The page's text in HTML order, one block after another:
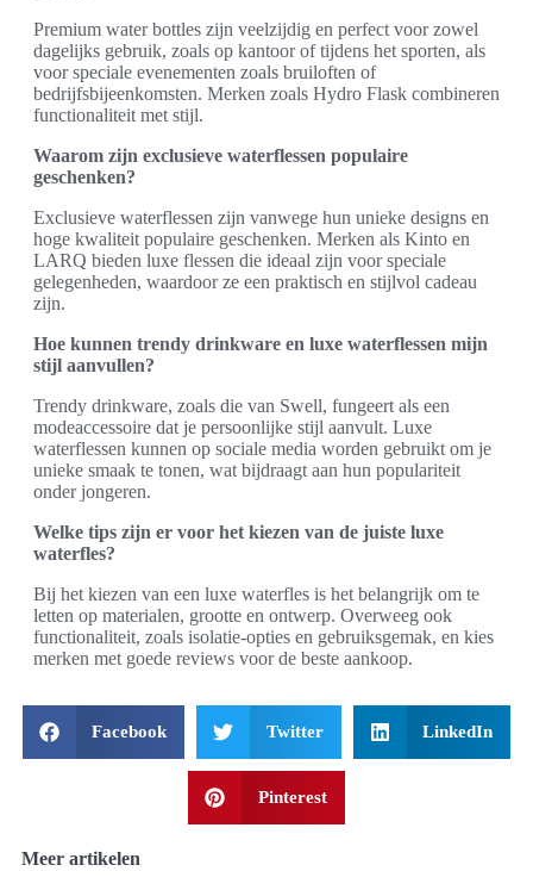
Premium water bottles zijn veelzijdig en perfect voor zowel
dagelijks gebruik, zoals op kantoor of tijdens het sporten, als
voor speciale evenementen zoals bruiloften of
bedrijfsbijeenkomsten. Merken zoals Hydro Flask combineren
functionaliteit met stijl.
Waarom zijn exclusieve waterflessen populaire
geschenken?
Exclusieve waterflessen zijn vanwege hun unieke designs en
hoge kwaliteit populaire geschenken. Merken als Kinto en
LARQ bieden luxe flessen die ideaal zijn voor speciale
gelegenheden, waardoor ze een praktisch en stijlvol cadeau
zijn.
Hoe kunnen trendy drinkware en luxe waterflessen mijn
stijl aanvullen?
Trendy drinkware, zoals die van Swell, fungeert als een
modeaccessoire dat je persoonlijke stijl aanvult. Luxe
waterflessen kunnen op sociale media worden gebruikt om je
unieke smaak te tonen, wat bijdraagt aan hun populariteit
onder jongeren.
Welke tips zijn er voor het kiezen van de juiste luxe
waterfles?
Bij het kiezen van een luxe waterfles is het belangrijk om te
letten op materialen, grootte en ontwerp. Overweeg ook
functionaliteit, zoals isolatie-opties en gebruiksgemak, en kies
merken met goede reviews voor de beste aankoop.
Facebook Twitter LinkedIn
Pinterest
Meer artikelen